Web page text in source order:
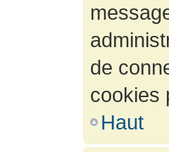
de
cookies
Haut